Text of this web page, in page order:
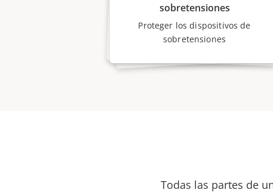
sobretensiones
Proteger los dispositivos de
sobretensiones
Todas las partes de